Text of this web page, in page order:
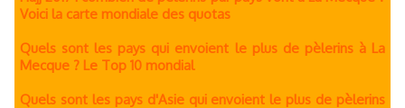
Voici la carte mondiale des quotas
Quels sont les pays qui envoient le plus de pèlerins à La
Mecque ? Le Top 10 mondial
Quels sont les pays d'Asie qui envoient le plus de pèlerins